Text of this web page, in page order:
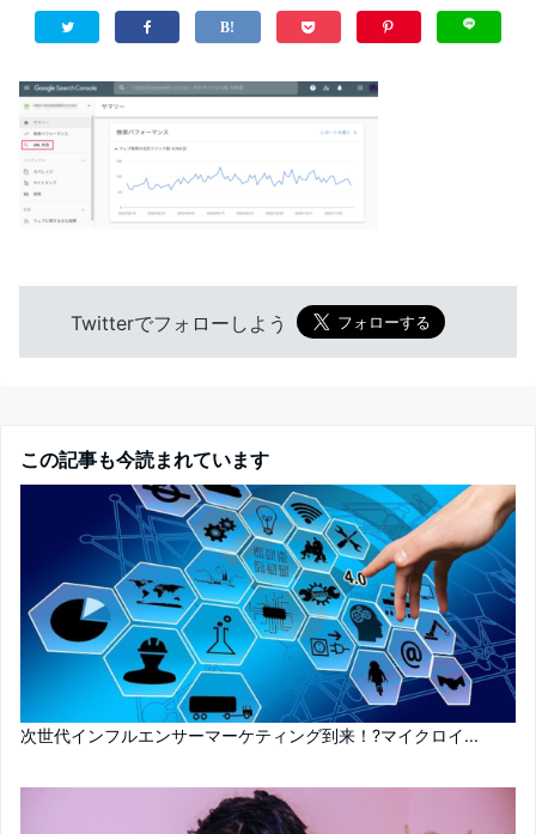
Twitterでフォローしよう
この記事も今読まれています
次世代インフルエンサーマーケティング到来！?マイクロイ...